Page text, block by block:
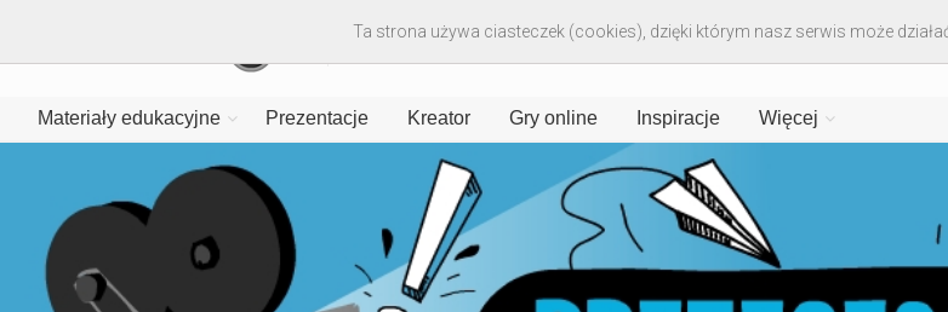
Materiały edukacyjne Prezentacje Kreator Gry online Inspiracje Więcej
Ta strona używa ciasteczek (cookies), dzięki którym nasz serwis może działać